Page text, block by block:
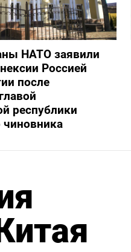
НАТО заявили
Россией
после
республики
чиновника